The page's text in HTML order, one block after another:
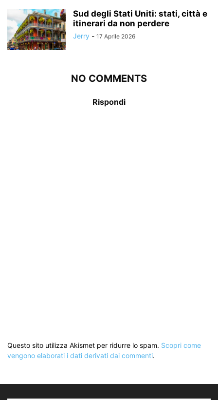
Sud degli Stati Uniti: stati, città e
itinerari da non perdere
Jerry - 17 Aprile 2026
NO COMMENTS
Rispondi
Questo sito utilizza Akismet per ridurre lo spam. Scopri come
vengono elaborati i dati derivati dai commenti.